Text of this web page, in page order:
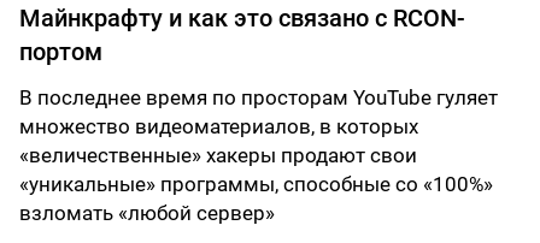
Майнкрафту и как это связано с RCON-
портом
В последнее время по просторам YouTube гуляет
множество видеоматериалов, в которых
«величественные» хакеры продают свои
«уникальные» программы, способные со «100%»
взломать «любой сервер»